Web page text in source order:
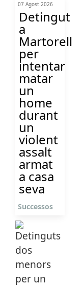
07 Agost 2026
Detingut
a
Martorell
per
intentar
matar
un
home
durant
un
violent
assalt
armat
a casa
seva
Successos